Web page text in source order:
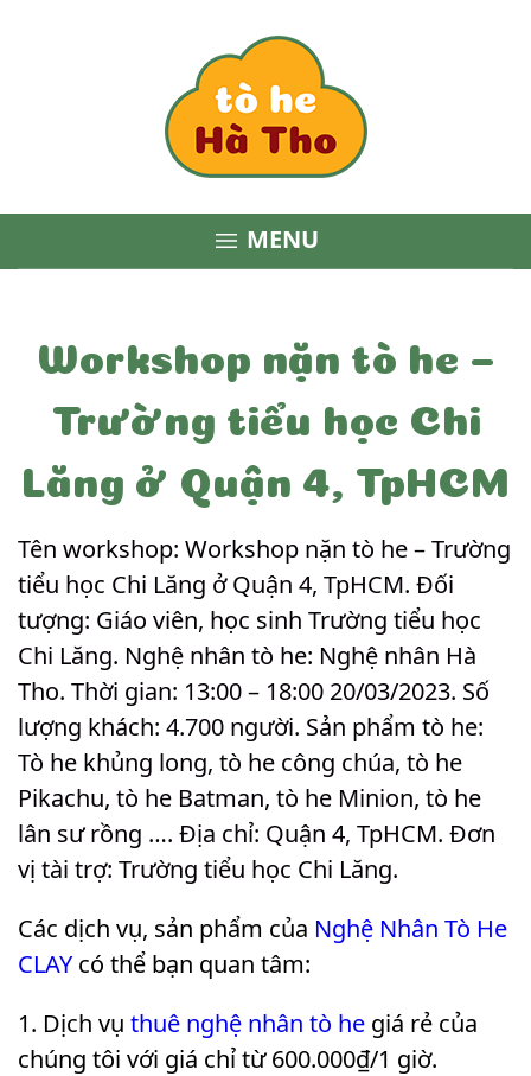
 MENU
Workshop nặn tò he –
Trường tiểu học Chi
Lăng ở Quận 4, TpHCM
Tên workshop: Workshop nặn tò he – Trường
tiểu học Chi Lăng ở Quận 4, TpHCM. Đối
tượng: Giáo viên, học sinh Trường tiểu học
Chi Lăng. Nghệ nhân tò he: Nghệ nhân Hà
Tho. Thời gian: 13:00 – 18:00 20/03/2023. Số
lượng khách: 4.700 người. Sản phẩm tò he:
Tò he khủng long, tò he công chúa, tò he
Pikachu, tò he Batman, tò he Minion, tò he
lân sư rồng …. Địa chỉ: Quận 4, TpHCM. Đơn
vị tài trợ: Trường tiểu học Chi Lăng.
Các dịch vụ, sản phẩm của Nghệ Nhân Tò He
CLAY có thể bạn quan tâm:
Dịch vụ thuê nghệ nhân tò he giá rẻ của
chúng tôi với giá chỉ từ 600.000₫/1 giờ.